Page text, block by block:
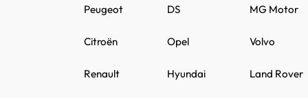
Peugeot DS MG Motor
Citroën Opel Volvo
Renault Hyundai Land Rover